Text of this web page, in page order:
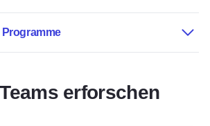
Programme
erforschen